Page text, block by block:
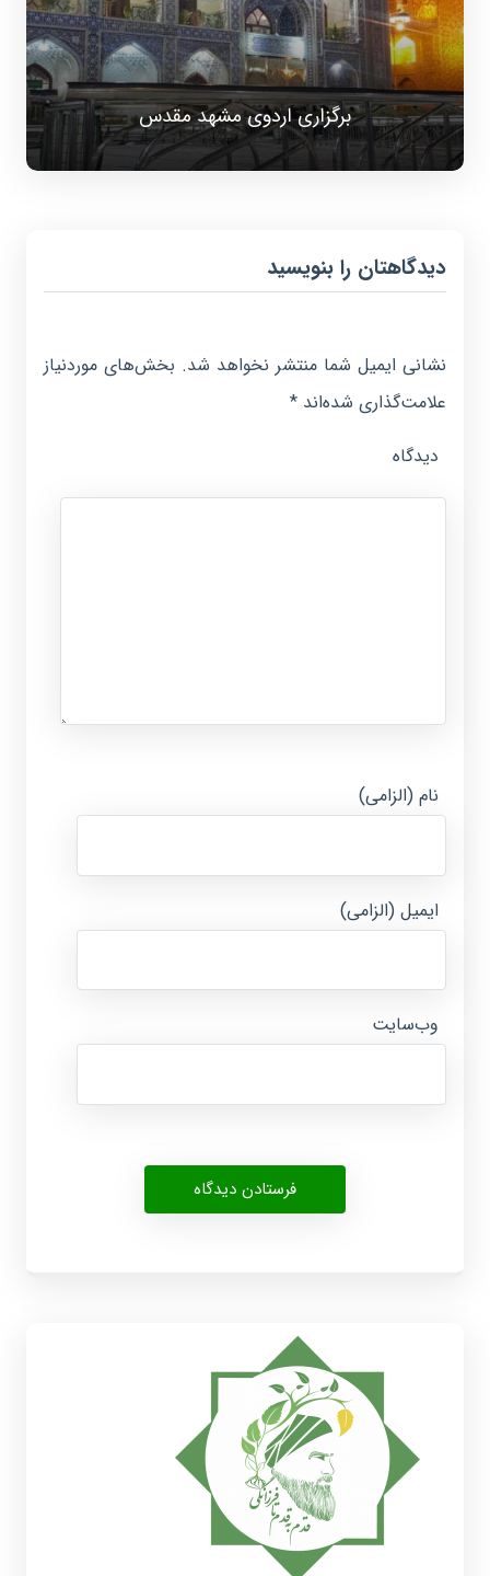
برگزاری اردوی مشهد مقدس
دیدگاهتان را بنویسید
نشانی ایمیل شما منتشر نخواهد شد. بخش‌های موردنیاز
علامت‌گذاری شده‌اند*
دیدگاه
نام (الزامی)
ایمیل (الزامی)
وب‌سایت